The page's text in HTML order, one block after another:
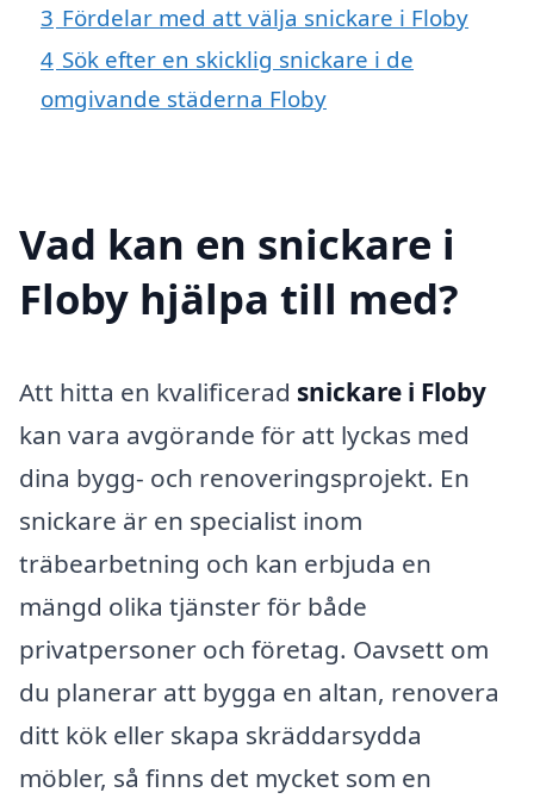
3 Fördelar med att välja snickare i Floby
4 Sök efter en skicklig snickare i de
omgivande städerna Floby
Vad kan en snickare i
Floby hjälpa till med?
Att hitta en kvalificerad snickare i Floby
kan vara avgörande för att lyckas med
dina bygg- och renoveringsprojekt. En
snickare är en specialist inom
träbearbetning och kan erbjuda en
mängd olika tjänster för både
privatpersoner och företag. Oavsett om
du planerar att bygga en altan, renovera
ditt kök eller skapa skräddarsydda
möbler, så finns det mycket som en